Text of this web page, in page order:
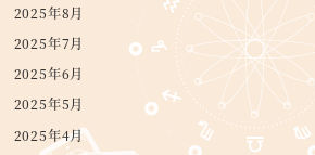
2025年8月
2025年7月
2025年6月
2025年5月
2025年4月